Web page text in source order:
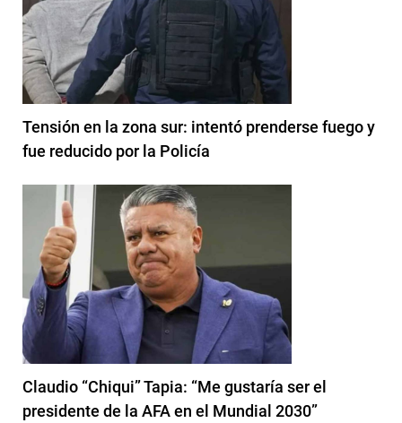
Tensión en la zona sur: intentó prenderse fuego y
fue reducido por la Policía
Claudio “Chiqui” Tapia: “Me gustaría ser el
presidente de la AFA en el Mundial 2030”